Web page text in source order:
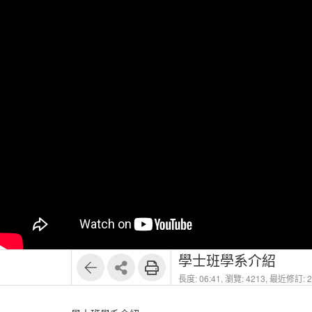
學士班學系介紹
長度: 06:41, 瀏覽: 4213, 最近修訂: